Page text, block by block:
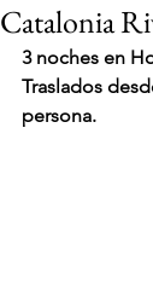
Catalonia
3 noches en
Traslados
persona.